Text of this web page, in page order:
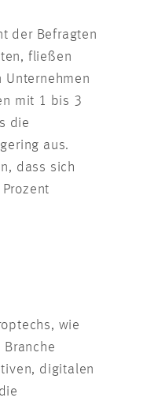
der Befragten
fließen
Unternehmen
mit 1 bis 3
die
aus.
dass sich
wie
digitalen